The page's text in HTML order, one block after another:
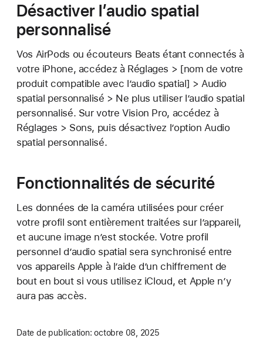
Désactiver l’audio spatial
personnalisé
Vos AirPods ou écouteurs Beats étant connectés à
votre iPhone, accédez à Réglages > [nom de votre
produit compatible avec l’audio spatial] > Audio
spatial personnalisé > Ne plus utiliser l’audio spatial
personnalisé. Sur votre Vision Pro, accédez à
Réglages > Sons, puis désactivez l’option Audio
spatial personnalisé.
Fonctionnalités de sécurité
Les données de la caméra utilisées pour créer
votre profil sont entièrement traitées sur l’appareil,
et aucune image n’est stockée. Votre profil
personnel d’audio spatial sera synchronisé entre
vos appareils Apple à l’aide d’un chiffrement de
bout en bout si vous utilisez iCloud, et Apple n’y
aura pas accès.
Date de publication: octobre 08, 2025